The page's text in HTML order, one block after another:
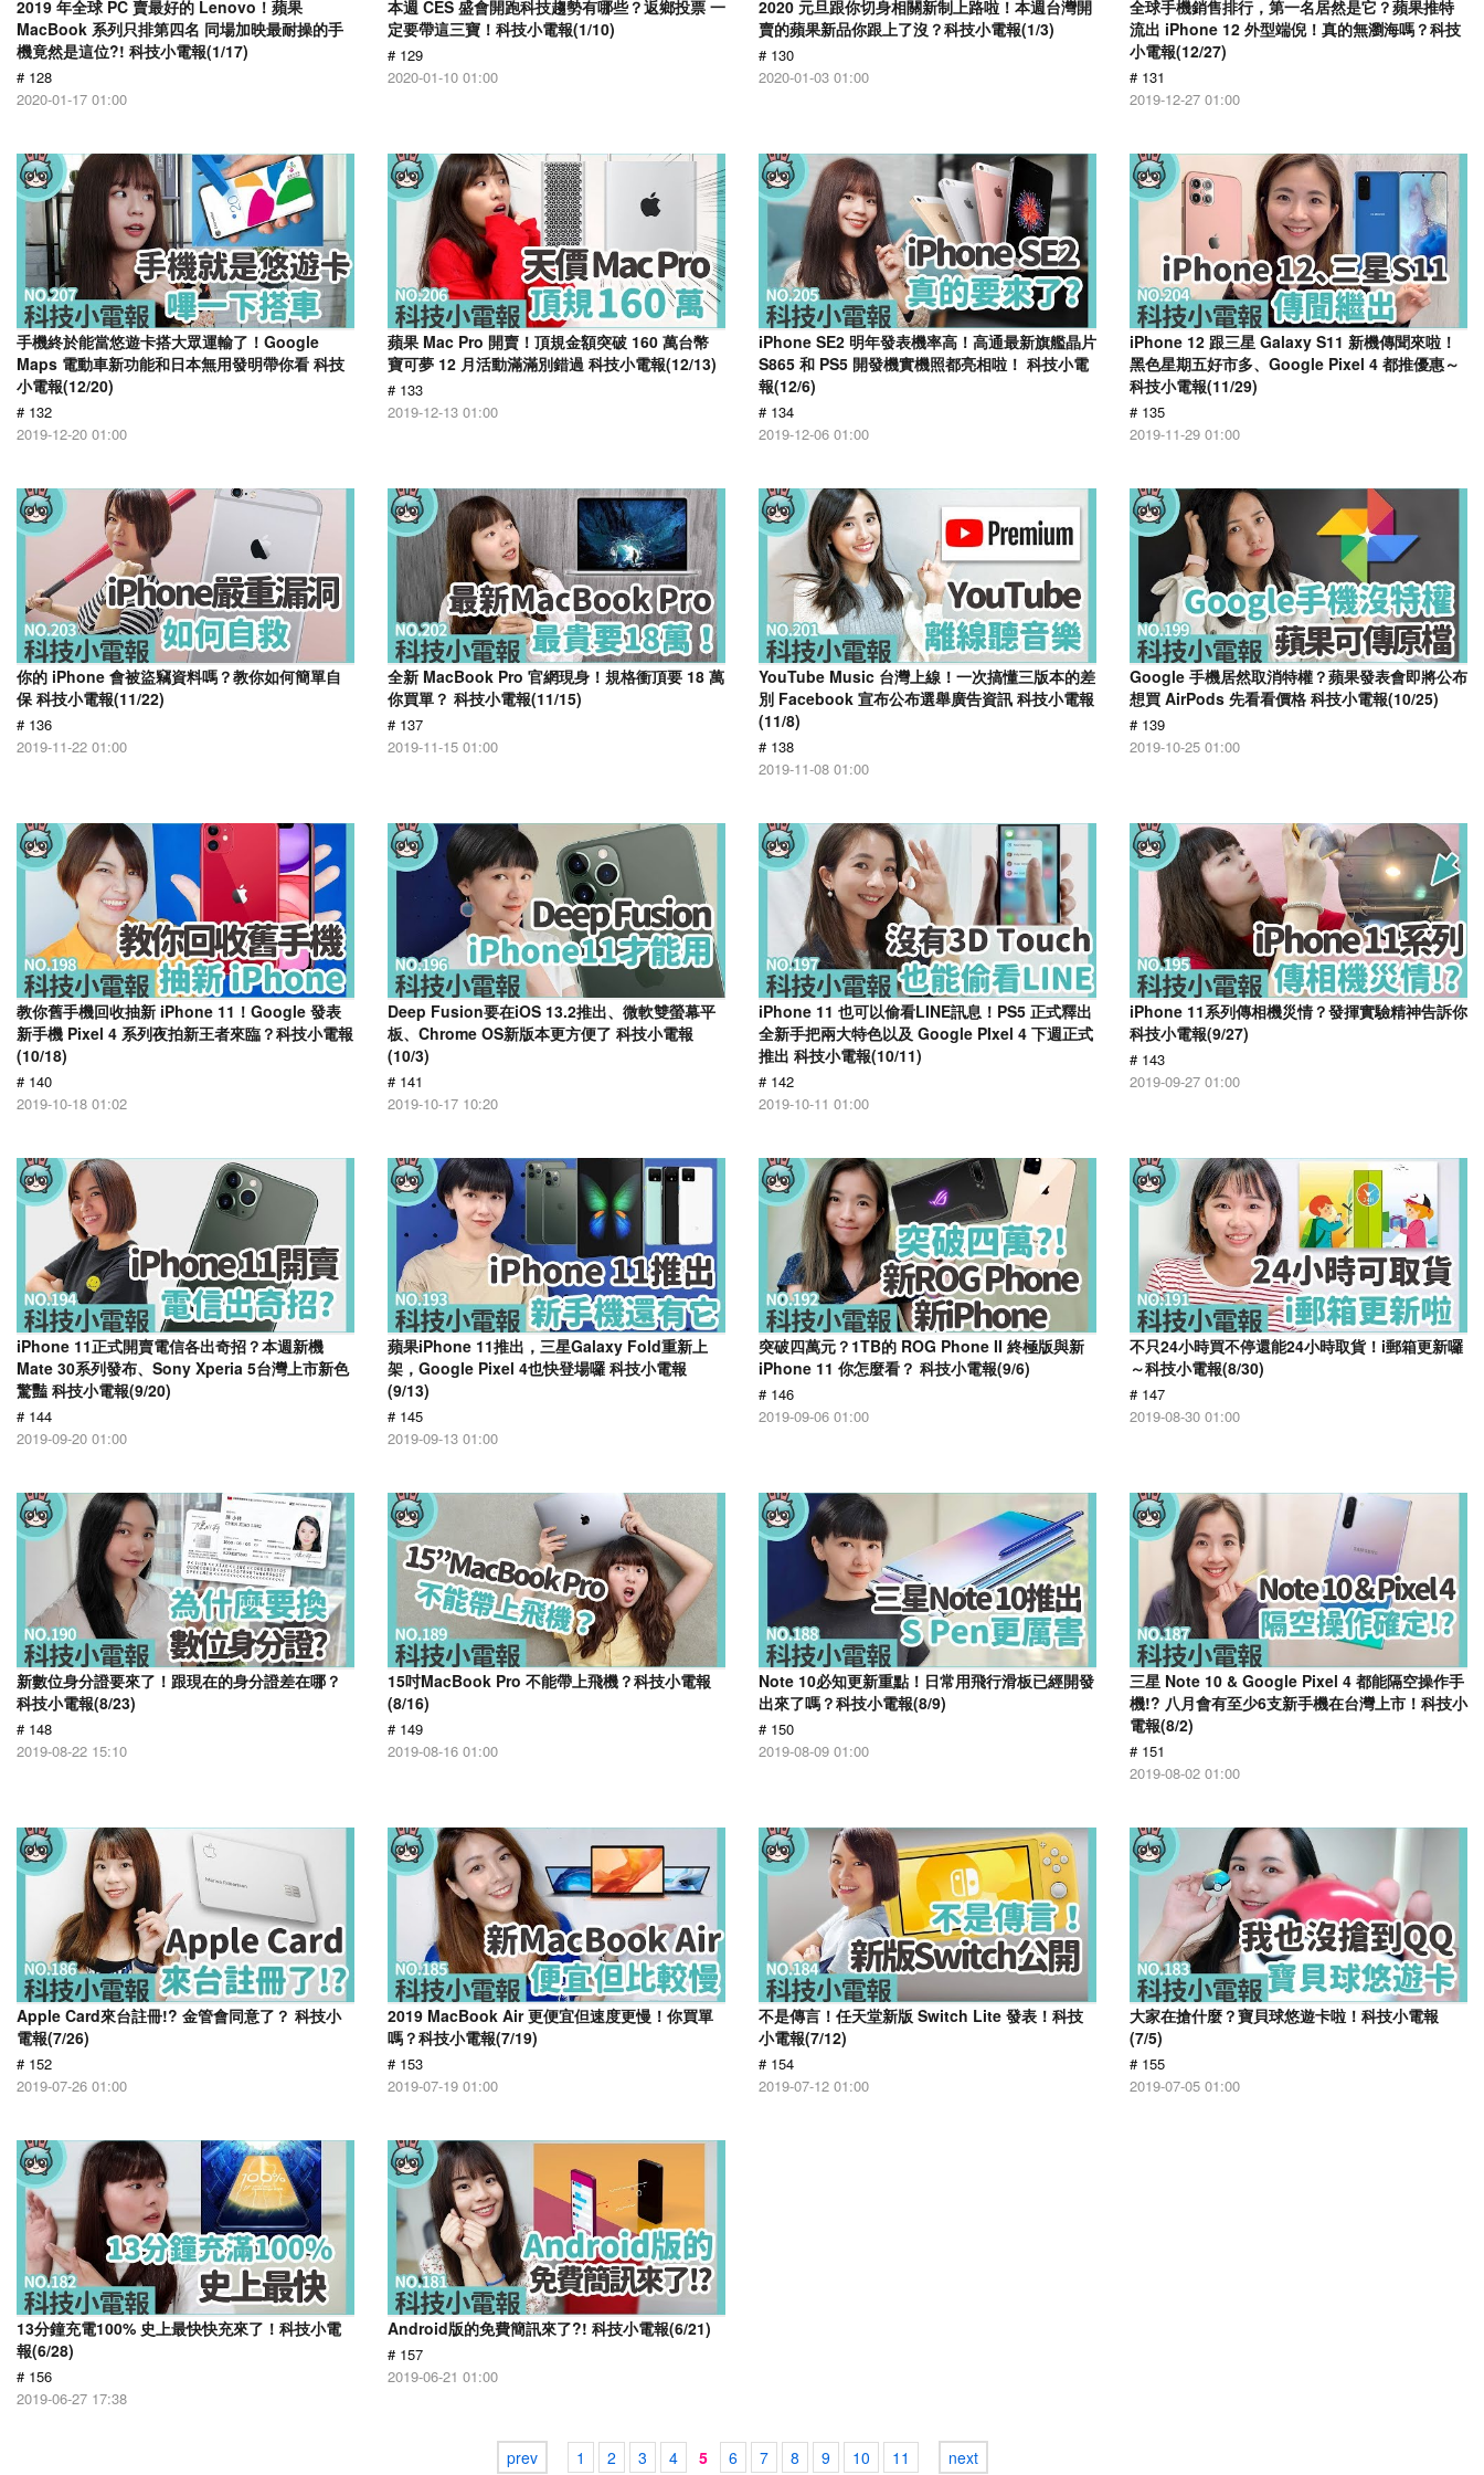
2019 年全球 PC 賣最好的 Lenovo！蘋果
MacBook 系列只排第四名 同場加映最耐操的手
機竟然是這位?! 科技小電報(1/17)
# 128
2020-01-17 01:00
本週 CES 盛會開跑科技趨勢有哪些？返鄉投票 一
定要帶這三寶！科技小電報(1/10)
# 129
2020-01-10 01:00
2020 元旦跟你切身相關新制上路啦！本週台灣開
賣的蘋果新品你跟上了沒？科技小電報(1/3)
# 130
2020-01-03 01:00
全球手機銷售排行，第一名居然是它？蘋果推特
流出 iPhone 12 外型端倪！真的無瀏海嗎？科技
小電報(12/27)
# 131
2019-12-27 01:00
手機終於能當悠遊卡搭大眾運輸了！Google
Maps 電動車新功能和日本無用發明帶你看 科技
小電報(12/20)
# 132
2019-12-20 01:00
蘋果 Mac Pro 開賣！頂規金額突破 160 萬台幣
寶可夢 12 月活動滿滿別錯過 科技小電報(12/13)
# 133
2019-12-13 01:00
iPhone SE2 明年發表機率高！高通最新旗艦晶片
S865 和 PS5 開發機實機照都亮相啦！ 科技小電
報(12/6)
# 134
2019-12-06 01:00
iPhone 12 跟三星 Galaxy S11 新機傳聞來啦！
黑色星期五好市多、Google Pixel 4 都推優惠～
科技小電報(11/29)
# 135
2019-11-29 01:00
你的 iPhone 會被盜竊資料嗎？教你如何簡單自
保 科技小電報(11/22)
# 136
2019-11-22 01:00
全新 MacBook Pro 官網現身！規格衝頂要 18 萬
你買單？ 科技小電報(11/15)
# 137
2019-11-15 01:00
YouTube Music 台灣上線！一次搞懂三版本的差
別 Facebook 宣布公布選舉廣告資訊 科技小電報
(11/8)
# 138
2019-11-08 01:00
Google 手機居然取消特權？蘋果發表會即將公布
想買 AirPods 先看看價格 科技小電報(10/25)
# 139
2019-10-25 01:00
教你舊手機回收抽新 iPhone 11！Google 發表
新手機 Pixel 4 系列夜拍新王者來臨？科技小電報
(10/18)
# 140
2019-10-18 01:02
Deep Fusion要在iOS 13.2推出、微軟雙螢幕平
板、Chrome OS新版本更方便了 科技小電報
(10/3)
# 141
2019-10-17 10:20
iPhone 11 也可以偷看LINE訊息！PS5 正式釋出
全新手把兩大特色以及 Google PIxel 4 下週正式
推出 科技小電報(10/11)
# 142
2019-10-11 01:00
iPhone 11系列傳相機災情？發揮實驗精神告訴你
科技小電報(9/27)
# 143
2019-09-27 01:00
iPhone 11正式開賣電信各出奇招？本週新機
Mate 30系列發布、Sony Xperia 5台灣上市新色
驚豔 科技小電報(9/20)
# 144
2019-09-20 01:00
蘋果iPhone 11推出，三星Galaxy Fold重新上
架，Google Pixel 4也快登場囉 科技小電報
(9/13)
# 145
2019-09-13 01:00
突破四萬元？1TB的 ROG Phone II 終極版與新
iPhone 11 你怎麼看？ 科技小電報(9/6)
# 146
2019-09-06 01:00
不只24小時買不停還能24小時取貨！i郵箱更新囉
～科技小電報(8/30)
# 147
2019-08-30 01:00
新數位身分證要來了！跟現在的身分證差在哪？
科技小電報(8/23)
# 148
2019-08-22 15:10
15吋MacBook Pro 不能帶上飛機？科技小電報
(8/16)
# 149
2019-08-16 01:00
Note 10必知更新重點！日常用飛行滑板已經開發
出來了嗎？科技小電報(8/9)
# 150
2019-08-09 01:00
三星 Note 10 & Google Pixel 4 都能隔空操作手
機!? 八月會有至少6支新手機在台灣上市！科技小
電報(8/2)
# 151
2019-08-02 01:00
Apple Card來台註冊!? 金管會同意了？ 科技小
電報(7/26)
# 152
2019-07-26 01:00
2019 MacBook Air 更便宜但速度更慢！你買單
嗎？科技小電報(7/19)
# 153
2019-07-19 01:00
不是傳言！任天堂新版 Switch Lite 發表！科技
小電報(7/12)
# 154
2019-07-12 01:00
大家在搶什麼？寶貝球悠遊卡啦！科技小電報
(7/5)
# 155
2019-07-05 01:00
13分鐘充電100% 史上最快快充來了！科技小電
報(6/28)
# 156
2019-06-27 17:38
Android版的免費簡訊來了?! 科技小電報(6/21)
# 157
2019-06-21 01:00
prev 1 2 3 4 5 6 7 8 9 10 11 next